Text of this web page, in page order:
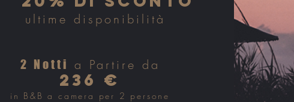
ultime disponibilità
236 €
2 Notti a Partire da
in B&B a camera per 2 persone